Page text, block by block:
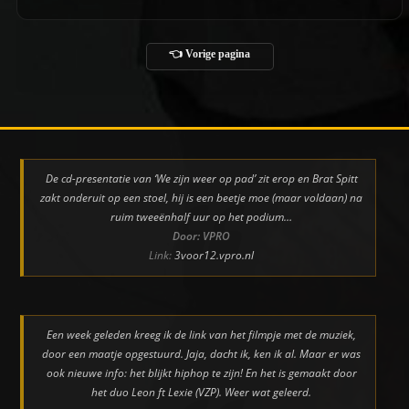
👈 Vorige pagina
De cd-presentatie van ‘We zijn weer op pad’ zit erop en Brat Spitt
zakt onderuit op een stoel, hij is een beetje moe (maar voldaan) na
ruim tweeënhalf uur op het podium…
Door: VPRO
Link:3voor12.vpro.nl
Een week geleden kreeg ik de link van het filmpje met de muziek,
door een maatje opgestuurd. Jaja, dacht ik, ken ik al. Maar er was
ook nieuwe info: het blijkt hiphop te zijn! En het is gemaakt door
het duo Leon ft Lexie (VZP). Weer wat geleerd.